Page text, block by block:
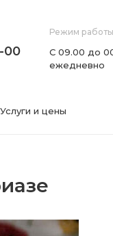
00
Режим
С 09.00 до
ежедневно
Услуги и цены